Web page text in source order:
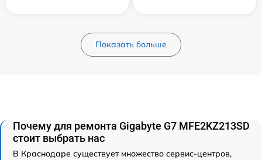
Показать больше
Почему для ремонта Gigabyte G7 MFE2KZ213SD
стоит выбрать нас
В Краснодаре существует множество сервис-центров,